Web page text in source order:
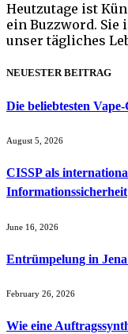
Heutzutage ist
ein Buzzword.
unser tägliches
NEUESTER BEITRAG
Die beliebtesten
August 5, 2026
CISSP als
Informationssicherheit
June 16, 2026
Entrümpelung in
February 26, 2026
Wie eine